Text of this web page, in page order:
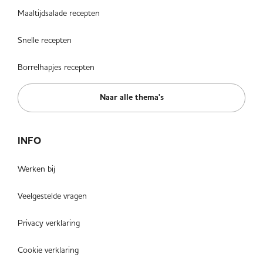
Maaltijdsalade recepten
Snelle recepten
Borrelhapjes recepten
Naar alle thema's
INFO
Werken bij
Veelgestelde vragen
Privacy verklaring
Cookie verklaring